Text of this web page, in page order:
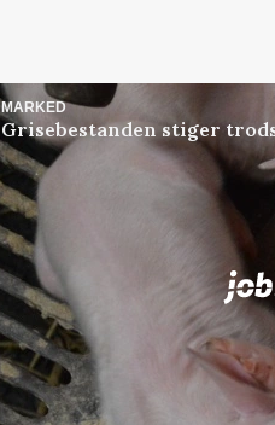
MARKED
Grisebestanden stiger
Jobs i samarbejde med
Elevplads tilbydes ved